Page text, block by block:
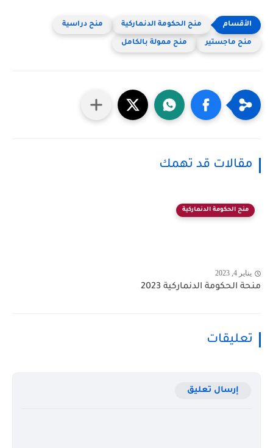
منح الحكومة الدنماركية منح دراسية
منح ماجستير منح ممولة بالكامل
مقالات قد تهمك
منح الحكومة الدنماركية
يناير 4, 2023
منحة الحكومة الدنماركية 2023
تعليقات
إرسال تعليق